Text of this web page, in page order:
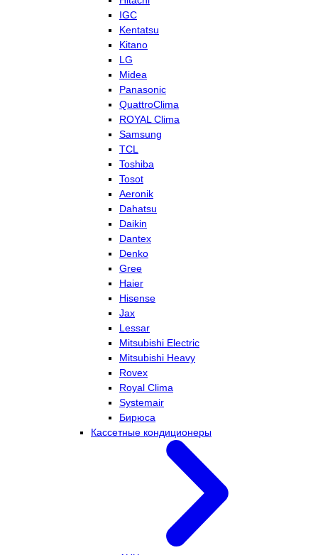
IGC
Kentatsu
Kitano
LG
Midea
Panasonic
QuattroClima
ROYAL Clima
Samsung
TCL
Toshiba
Tosot
Aeronik
Dahatsu
Daikin
Dantex
Denko
Gree
Haier
Hisense
Jax
Lessar
Mitsubishi Electric
Mitsubishi Heavy
Rovex
Royal Clima
Systemair
Бирюса
Кассетные кондиционеры